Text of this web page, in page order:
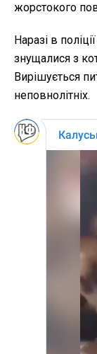
жорстокого
Наразі в
знущалися з
Вирішується
неповнолітніх.